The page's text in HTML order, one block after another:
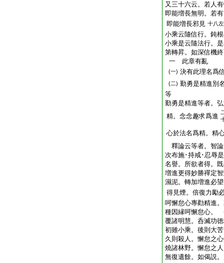
又三十六云。若人
即能増長無明。若
即能増長邪見 十八左
小乘云隨信行。鈍
小乘是云隨法行。
第轉昇。如深信機
一 此章有亂
(一) 決有此理名爲
(二) 勤勇是精進別
等
勤勇是精進等者。
精。念念趣求爲進
心於法名爲精。精
釋論云等者。智
次布施･持戒･忍辱
名譽。所欲者得。
増進更得妙勝禪定
濕泥。轉加増進必
得見煙。倍復力勵
呵懈怠心專勸精進
種因縁呵懈怠心。
覆諸明慧。呑滅功
初雖小乘。後則大
久則殺人。懈怠之
燒諸林野。懈怠之
無復遺餘。如偈説